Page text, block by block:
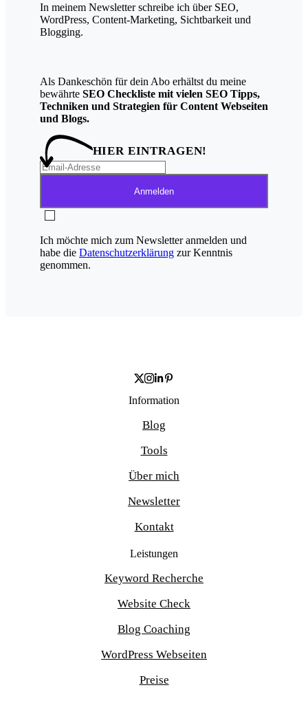
In meinem Newsletter schreibe ich über SEO,
WordPress, Content-Marketing, Sichtbarkeit und
Blogging.
Als Dankeschön für dein Abo erhältst du meine
bewährte SEO Checkliste mit vielen SEO Tipps,
Techniken und Strategien für Content Webseiten
und Blogs.
HIER EINTRAGEN!
Anmelden
Ich möchte mich zum Newsletter anmelden und
habe die Datenschutzerklärung zur Kenntnis
genommen.
Information
Blog
Tools
Über mich
Newsletter
Kontakt
Leistungen
Keyword Recherche
Website Check
Blog Coaching
WordPress Webseiten
Preise